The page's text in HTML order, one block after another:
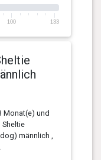
100 133
Monat(e) und
Sheltie
männlich ,